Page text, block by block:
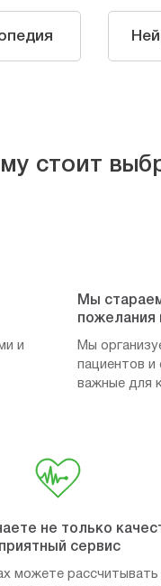
стоит
и
Мы
пожелания
Мы
пациентов и
важные для
не только
сервис
можете рассчитывать